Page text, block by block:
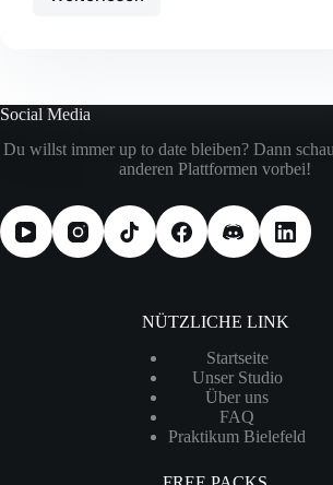
Tipps
Ressourcen
Social Media
Du willst immer up to date bleiben? Dann
anderen Plattformen vorbei!
NÜTZLICHE LINK
Startseite
Unser Studio
Über uns
FAQ
Praktikum Bielefeld